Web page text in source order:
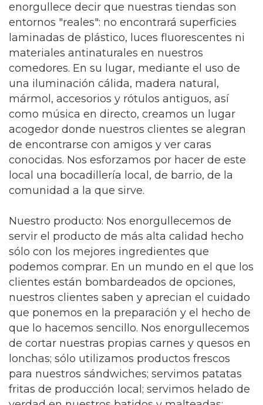
enorgullece decir que nuestras tiendas son
entornos "reales": no encontrará superficies
laminadas de plástico, luces fluorescentes ni
materiales antinaturales en nuestros
comedores. En su lugar, mediante el uso de
una iluminación cálida, madera natural,
mármol, accesorios y rótulos antiguos, así
como música en directo, creamos un lugar
acogedor donde nuestros clientes se alegran
de encontrarse con amigos y ver caras
conocidas. Nos esforzamos por hacer de este
local una bocadillería local, de barrio, de la
comunidad a la que sirve.
Nuestro producto: Nos enorgullecemos de
servir el producto de más alta calidad hecho
sólo con los mejores ingredientes que
podemos comprar. En un mundo en el que los
clientes están bombardeados de opciones,
nuestros clientes saben y aprecian el cuidado
que ponemos en la preparación y el hecho de
que lo hacemos sencillo. Nos enorgullecemos
de cortar nuestras propias carnes y quesos en
lonchas; sólo utilizamos productos frescos
para nuestros sándwiches; servimos patatas
fritas de producción local; servimos helado de